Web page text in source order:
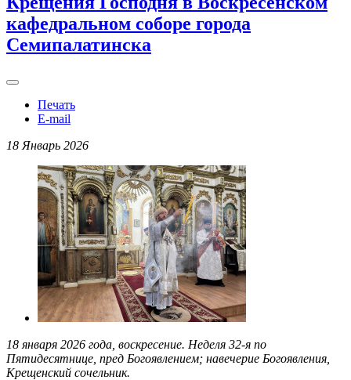
кафедральном соборе города
Семипалатинска
Печать
E-mail
18 Январь 2026
18 января 2026 года, воскресение. Неделя 32-я по
Пятидесятнице пред Богоявлением; навечерие Богоявления,
Крещенский сочельник.